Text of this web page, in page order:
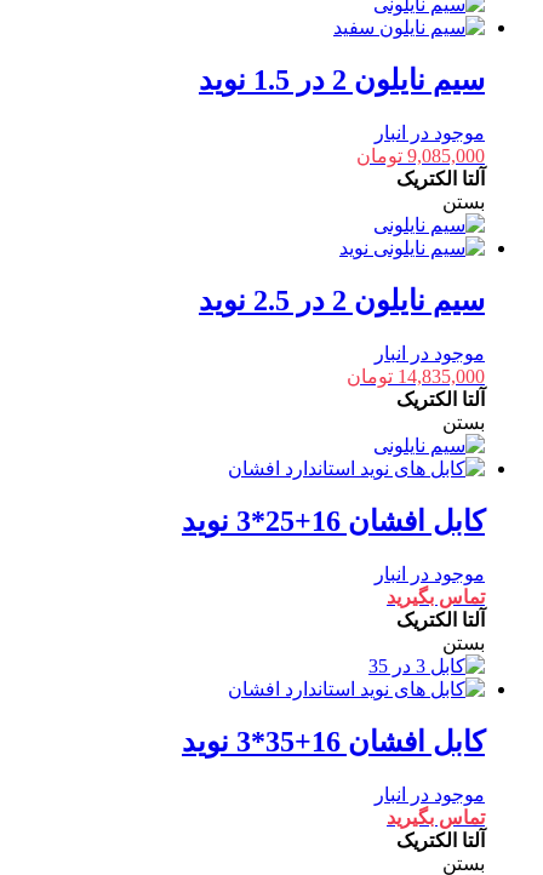
سیم نایلون 2 در 1.5 نوید
موجود در انبار
9,085,000 تومان
آلتا الکتریک
بستن
سیم نایلون 2 در 2.5 نوید
موجود در انبار
14,835,000 تومان
آلتا الکتریک
بستن
کابل افشان 16+25*3 نوید
موجود در انبار
تماس بگیرید
آلتا الکتریک
بستن
کابل افشان 16+35*3 نوید
موجود در انبار
تماس بگیرید
آلتا الکتریک
بستن